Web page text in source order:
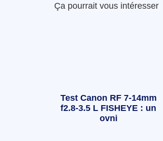
Ça pourrait vous intéresser
Test Canon RF 7-14mm
f2.8-3.5 L FISHEYE : un
ovni